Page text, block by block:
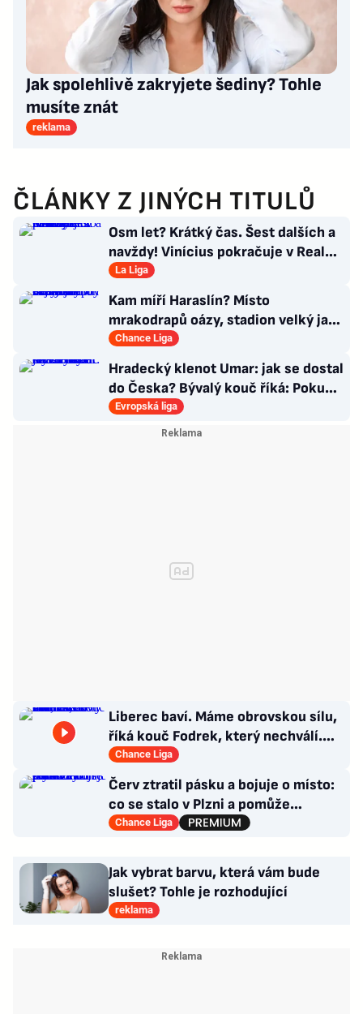
Jak spolehlivě zakryjete šediny? Tohle
musíte znát
reklama
ČLÁNKY Z JINÝCH TITULŮ
Osm let? Krátký čas. Šest dalších a
navždy! Vinícius pokračuje v Realu,
za 25 milionů eur
La Liga
Kam míří Haraslín? Místo
mrakodrapů oázy, stadion velký jak
v Plzni. Byl by největší hvězdou
Chance Liga
Hradecký klenot Umar: jak se dostal
do Česka? Bývalý kouč říká: Pokud
nezblbne...
Evropská liga
Liberec baví. Máme obrovskou sílu,
říká kouč Fodrek, který nechválí.
Bořil? Nic vážného
Chance Liga
Červ ztratil pásku a bojuje o místo:
co se stalo v Plzni a pomůže
Hyskému nechtěný Adu?
Chance Liga
Jak vybrat barvu, která vám bude
slušet? Tohle je rozhodující
reklama